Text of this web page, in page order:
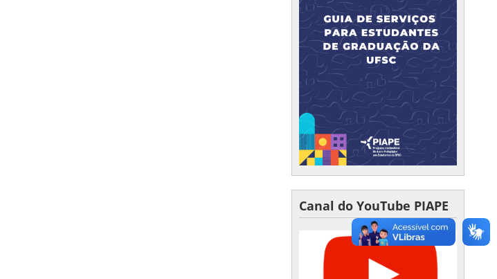
Canal do YouTube PIAPE